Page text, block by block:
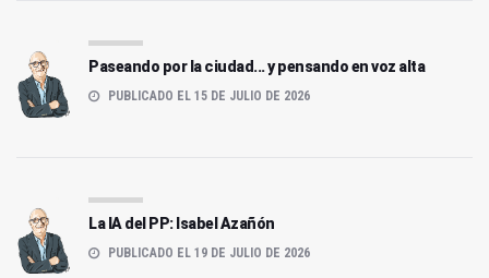
Paseando por la ciudad... y pensando en voz alta
PUBLICADO EL 15 DE JULIO DE 2026
La IA del PP: Isabel Azañón
PUBLICADO EL 19 DE JULIO DE 2026